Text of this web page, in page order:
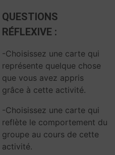
QUESTIONS
RÉFLEXIVE :
-Choisissez une carte qui
représente quelque chose
que vous avez appris
grâce à cette activité.
-Choisissez une carte qui
reflète le comportement du
groupe au cours de cette
activité.